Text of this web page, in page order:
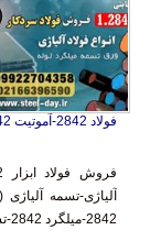
فولاد 2842-آموتیت 2842-میلگرد 2842-تسمه 2842
2842-میلگرد 2842-تسمه 2842-فولاد ابزا